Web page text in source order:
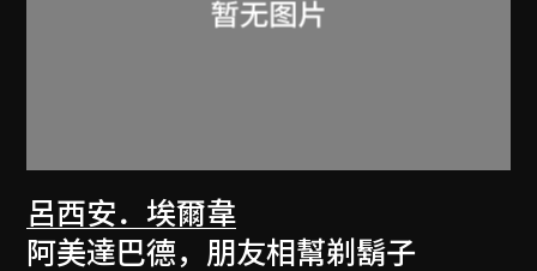
呂西安．埃爾韋
阿美達巴德，朋友相幫剃鬍子